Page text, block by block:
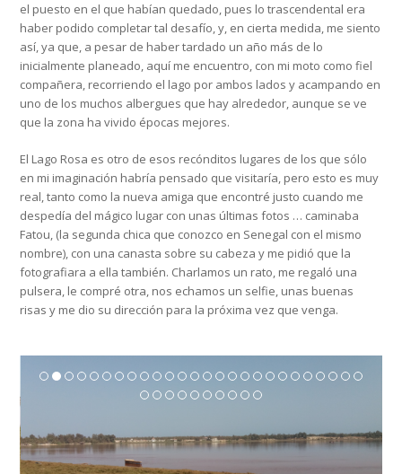
el puesto en el que habían quedado, pues lo trascendental era
haber podido completar tal desafío, y, en cierta medida, me siento
así, ya que, a pesar de haber tardado un año más de lo
inicialmente planeado, aquí me encuentro, con mi moto como fiel
compañera, recorriendo el lago por ambos lados y acampando en
uno de los muchos albergues que hay alrededor, aunque se ve
que la zona ha vivido épocas mejores.
El Lago Rosa es otro de esos recónditos lugares de los que sólo
en mi imaginación habría pensado que visitaría, pero esto es muy
real, tanto como la nueva amiga que encontré justo cuando me
despedía del mágico lugar con unas últimas fotos … caminaba
Fatou, (la segunda chica que conozco en Senegal con el mismo
nombre), con una canasta sobre su cabeza y me pidió que la
fotografiara a ella también. Charlamos un rato, me regaló una
pulsera, le compré otra, nos echamos un selfie, unas buenas
risas y me dio su dirección para la próxima vez que venga.